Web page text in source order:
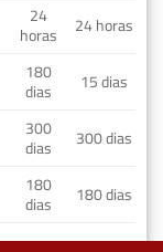
24
horas
24 horas
180
dias
15 dias
300
dias
300 dias
180
dias
180 dias